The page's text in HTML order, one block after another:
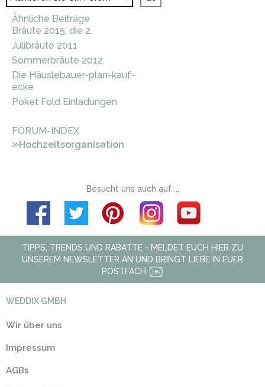
Ähnliche Beiträge
Bräute 2015, die 2.
Julibräute 2011
Sommerbräute 2012
Die Häuslebauer-plan-kauf-
ecke
Poket Fold Einladungen
FORUM-INDEX
»Hochzeitsorganisation
Besucht uns auch auf ...
TIPPS, TRENDS UND RABATTE - MELDET EUCH HIER ZU
UNSEREM NEWSLETTER AN UND BRINGT LIEBE IN EUER
POSTFACH
WEDDIX GMBH
Wir über uns
Impressum
AGBs